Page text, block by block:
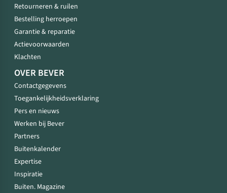
Retourneren & ruilen
Bestelling herroepen
Garantie & reparatie
Actievoorwaarden
Klachten
OVER BEVER
Contactgegevens
Toegankelijkheidsverklaring
Pers en nieuws
Werken bij Bever
Partners
Buitenkalender
Expertise
Inspiratie
Buiten. Magazine